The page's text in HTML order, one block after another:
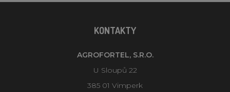
KONTAKTY
AGROFORTEL, S.R.O.
U Sloupů 22
385 01 Vimperk